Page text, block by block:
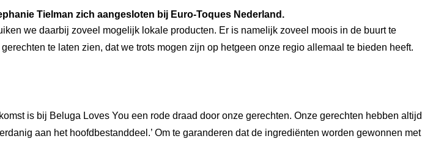
Tielman zich aangesloten bij Euro-Toques Nederland.
we daarbij zoveel mogelijk lokale producten. Er is namelijk zoveel moois in de buurt te
te laten zien, dat we trots mogen zijn op hetgeen onze regio allemaal te bieden heeft.
is bij Beluga Loves You een rode draad door onze gerechten. Onze gerechten hebben altijd
aan het hoofdbestanddeel.’ Om te garanderen dat de ingrediënten worden gewonnen met